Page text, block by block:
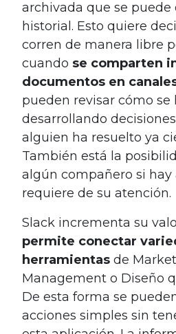
archivada que se puede
historial. Esto quiere
corren de manera libre
cuando se comparten
documentos en
pueden revisar cómo se
desarrollando
alguien ha resuelto ya
También está la
algún compañero si
requiere de su atención.
Slack incrementa su
permite conectar
herramientas de
Management o Diseño
De esta forma se
acciones simples sin